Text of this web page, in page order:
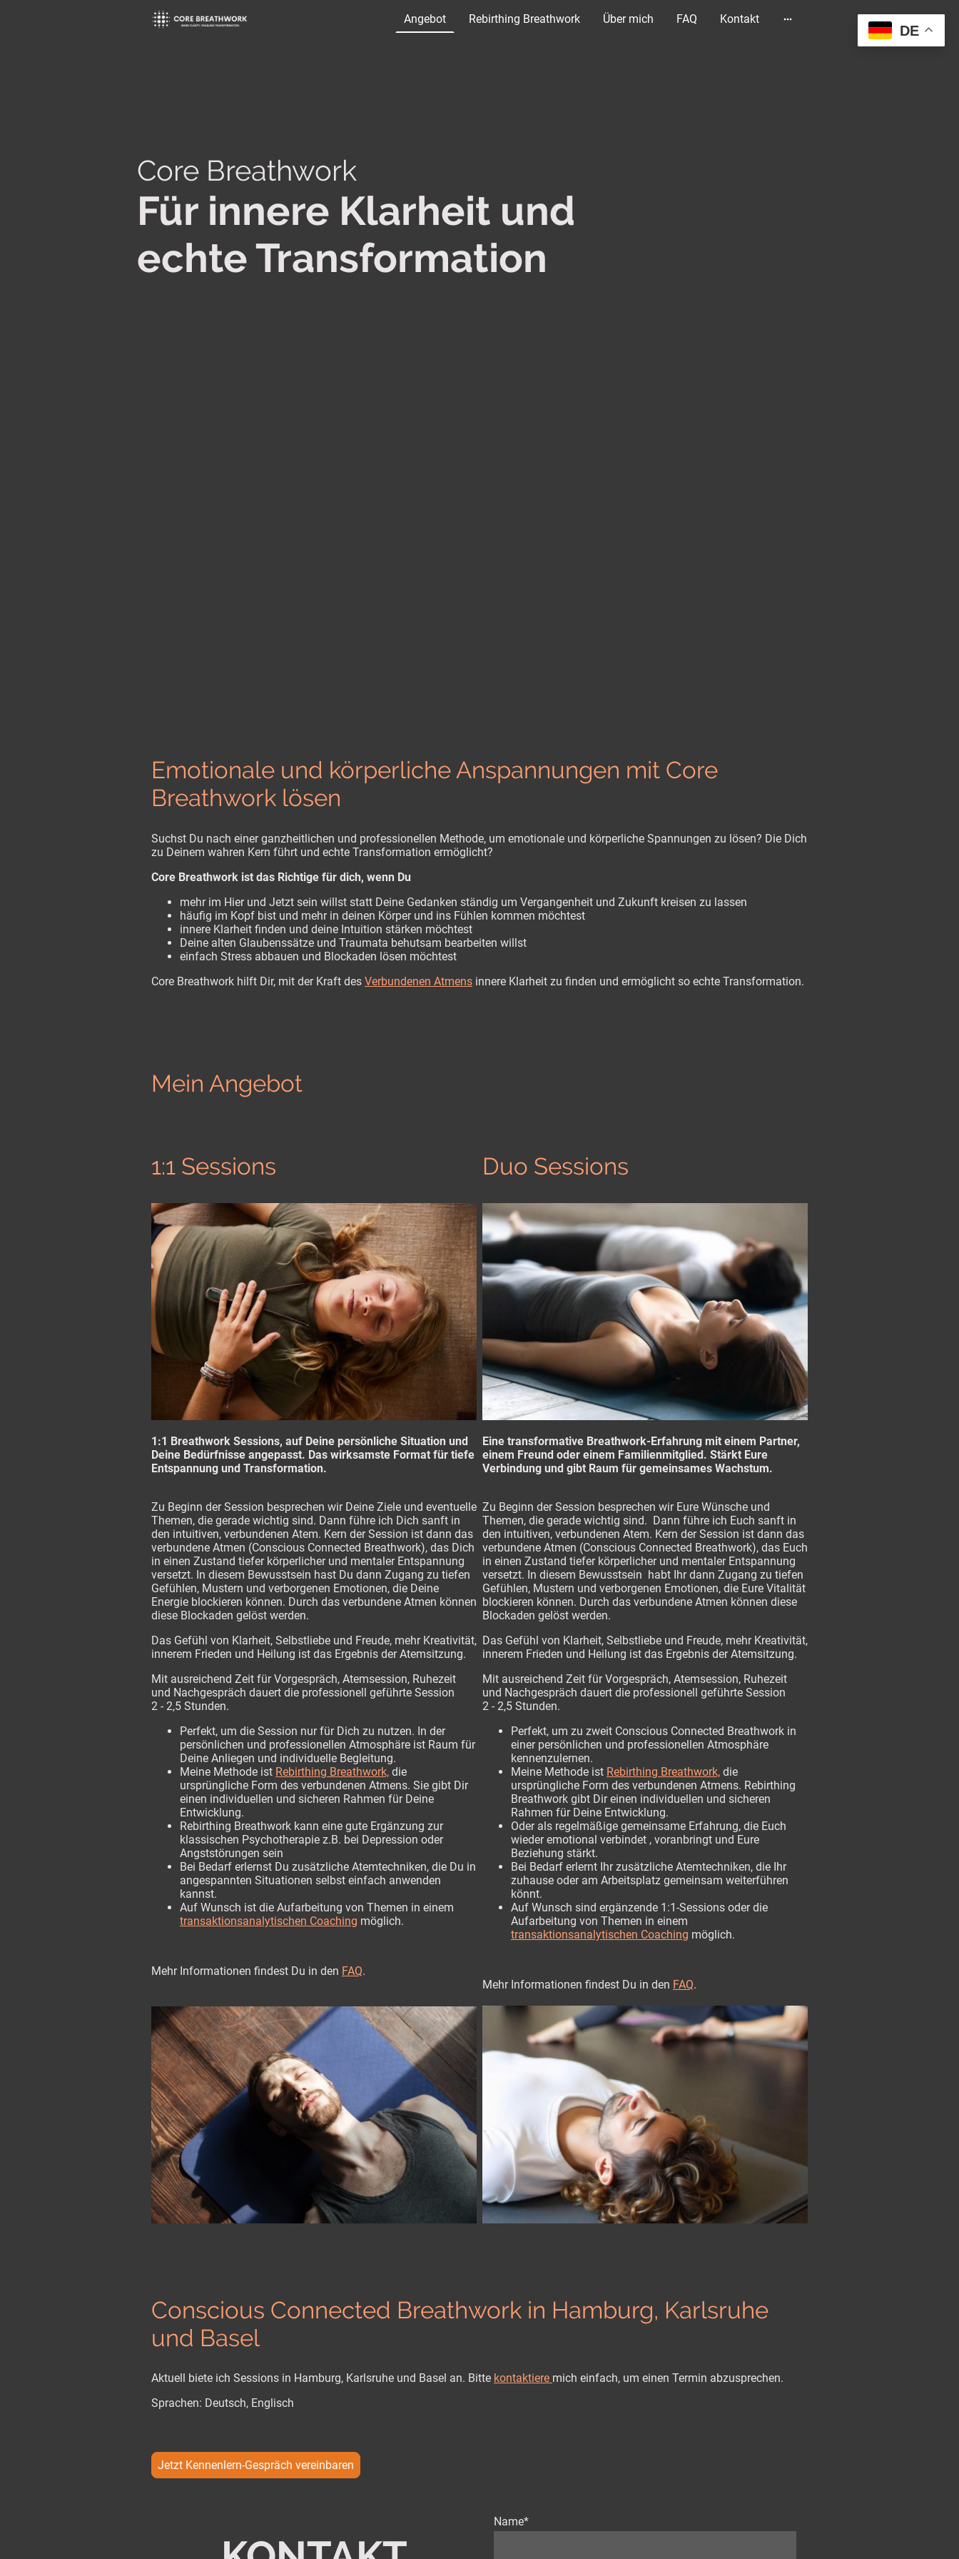
Angebot Rebirthing Breathwork Über mich FAQ Kontakt
Core Breathwork
Für innere Klarheit und
echte Transformation
Emotionale und körperliche Anspannungen mit Core
Breathwork lösen
Suchst Du nach einer ganzheitlichen und professionellen Methode, um emotionale und körperliche Spannungen zu lösen? Die Dich
zu Deinem wahren Kern führt und echte Transformation ermöglicht?
Core Breathwork ist das Richtige für dich, wenn Du
mehr im Hier und Jetzt sein willst statt Deine Gedanken ständig um Vergangenheit und Zukunft kreisen zu lassen
häufig im Kopf bist und mehr in deinen Körper und ins Fühlen kommen möchtest
innere Klarheit finden und deine Intuition stärken möchtest
Deine alten Glaubenssätze und Traumata behutsam bearbeiten willst
einfach Stress abbauen und Blockaden lösen möchtest
Core Breathwork hilft Dir, mit der Kraft des Verbundenen Atmens innere Klarheit zu finden und ermöglicht so echte Transformation.
Mein Angebot
1:1 Sessions
1:1 Breathwork Sessions, auf Deine persönliche Situation und
Deine Bedürfnisse angepasst. Das wirksamste Format für tiefe
Entspannung und Transformation.
Zu Beginn der Session besprechen wir Deine Ziele und eventuelle
Themen, die gerade wichtig sind. Dann führe ich Dich sanft in
den intuitiven, verbundenen Atem. Kern der Session ist dann das
verbundene Atmen (Conscious Connected Breathwork), das Dich
in einen Zustand tiefer körperlicher und mentaler Entspannung
versetzt. In diesem Bewusstsein hast Du dann Zugang zu tiefen
Gefühlen, Mustern und verborgenen Emotionen, die Deine
Energie blockieren können. Durch das verbundene Atmen können
diese Blockaden gelöst werden.
Das Gefühl von Klarheit, Selbstliebe und Freude, mehr Kreativität,
innerem Frieden und Heilung ist das Ergebnis der Atemsitzung.
Mit ausreichend Zeit für Vorgespräch, Atemsession, Ruhezeit
und Nachgespräch dauert die professionell geführte Session
2 - 2,5 Stunden.
Perfekt, um die Session nur für Dich zu nutzen. In der
persönlichen und professionellen Atmosphäre ist Raum für
Deine Anliegen und individuelle Begleitung.
Meine Methode ist Rebirthing Breathwork, die
ursprüngliche Form des verbundenen Atmens. Sie gibt Dir
einen individuellen und sicheren Rahmen für Deine
Entwicklung.
Rebirthing Breathwork kann eine gute Ergänzung zur
klassischen Psychotherapie z.B. bei Depression oder
Angststörungen sein
Bei Bedarf erlernst Du zusätzliche Atemtechniken, die Du in
angespannten Situationen selbst einfach anwenden
kannst.
Auf Wunsch ist die Aufarbeitung von Themen in einem
transaktionsanalytischen Coaching möglich.
Mehr Informationen findest Du in den FAQ.
Duo Sessions
Eine transformative Breathwork-Erfahrung mit einem Partner,
einem Freund oder einem Familienmitglied. Stärkt Eure
Verbindung und gibt Raum für gemeinsames Wachstum.
Zu Beginn der Session besprechen wir Eure Wünsche und
Themen, die gerade wichtig sind. Dann führe ich Euch sanft in
den intuitiven, verbundenen Atem. Kern der Session ist dann das
verbundene Atmen (Conscious Connected Breathwork), das Euch
in einen Zustand tiefer körperlicher und mentaler Entspannung
versetzt. In diesem Bewusstsein habt Ihr dann Zugang zu tiefen
Gefühlen, Mustern und verborgenen Emotionen, die Eure Vitalität
blockieren können. Durch das verbundene Atmen können diese
Blockaden gelöst werden.
Das Gefühl von Klarheit, Selbstliebe und Freude, mehr Kreativität,
innerem Frieden und Heilung ist das Ergebnis der Atemsitzung.
Mit ausreichend Zeit für Vorgespräch, Atemsession, Ruhezeit
und Nachgespräch dauert die professionell geführte Session
2 - 2,5 Stunden.
Perfekt, um zu zweit Conscious Connected Breathwork in
einer persönlichen und professionellen Atmosphäre
kennenzulernen.
Meine Methode ist Rebirthing Breathwork, die
ursprüngliche Form des verbundenen Atmens. Rebirthing
Breathwork gibt Dir einen individuellen und sicheren
Rahmen für Deine Entwicklung.
Oder als regelmäßige gemeinsame Erfahrung, die Euch
wieder emotional verbindet , voranbringt und Eure
Beziehung stärkt.
Bei Bedarf erlernt Ihr zusätzliche Atemtechniken, die Ihr
zuhause oder am Arbeitsplatz gemeinsam weiterführen
könnt.
Auf Wunsch sind ergänzende 1:1-Sessions oder die
Aufarbeitung von Themen in einem
transaktionsanalytischen Coaching möglich.
Mehr Informationen findest Du in den FAQ.
Conscious Connected Breathwork in Hamburg, Karlsruhe
und Basel
Aktuell biete ich Sessions in Hamburg, Karlsruhe und Basel an. Bitte kontaktiere mich einfach, um einen Termin abzusprechen.
Sprachen: Deutsch, Englisch
Jetzt Kennenlern-Gespräch vereinbaren
Name*
DE